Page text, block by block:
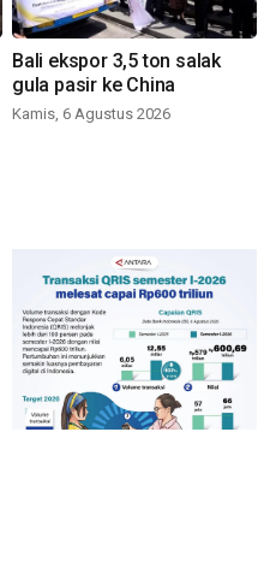
Bali ekspor 3,5 ton salak
gula pasir ke China
Kamis, 6 Agustus 2026